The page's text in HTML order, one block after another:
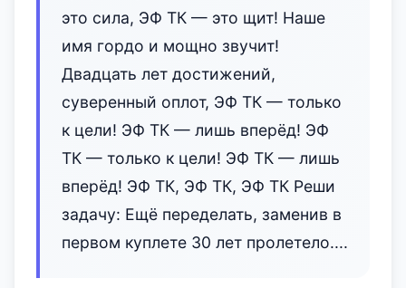
это сила, ЭФ ТК — это щит! Наше
имя гордо и мощно звучит!
Двадцать лет достижений,
сувере‌нный оплот, ЭФ ТК — только
к цели! ЭФ ТК — лишь вперёд! ЭФ
ТК — только к цели! ЭФ ТК — лишь
вперёд! ЭФ ТК, ЭФ ТК, ЭФ ТК Реши
задачу: Ещё переделать, заменив в
первом куплете 30 лет пролетело....